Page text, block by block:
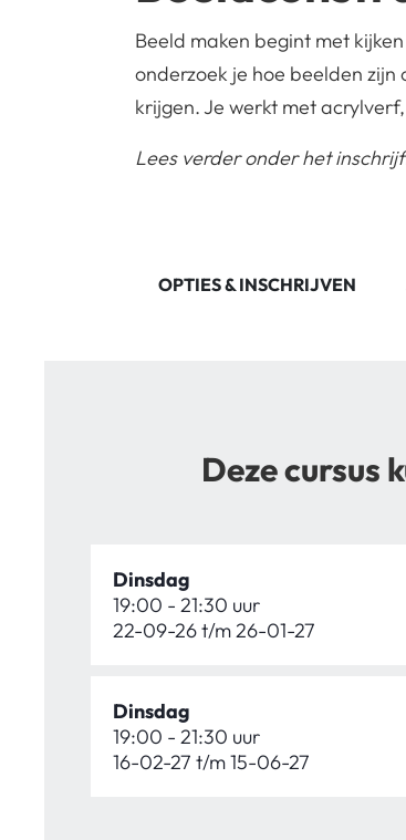
Beeld maken begint met
onderzoek je hoe beelden
krijgen. Je werkt met
Lees verder onder het
OPTIES & INSCHRIJVEN
Deze cursus
Dinsdag
19:00 - 21:30 uur
22-09-26 t/m 26-01-27
Dinsdag
19:00 - 21:30 uur
16-02-27 t/m 15-06-27